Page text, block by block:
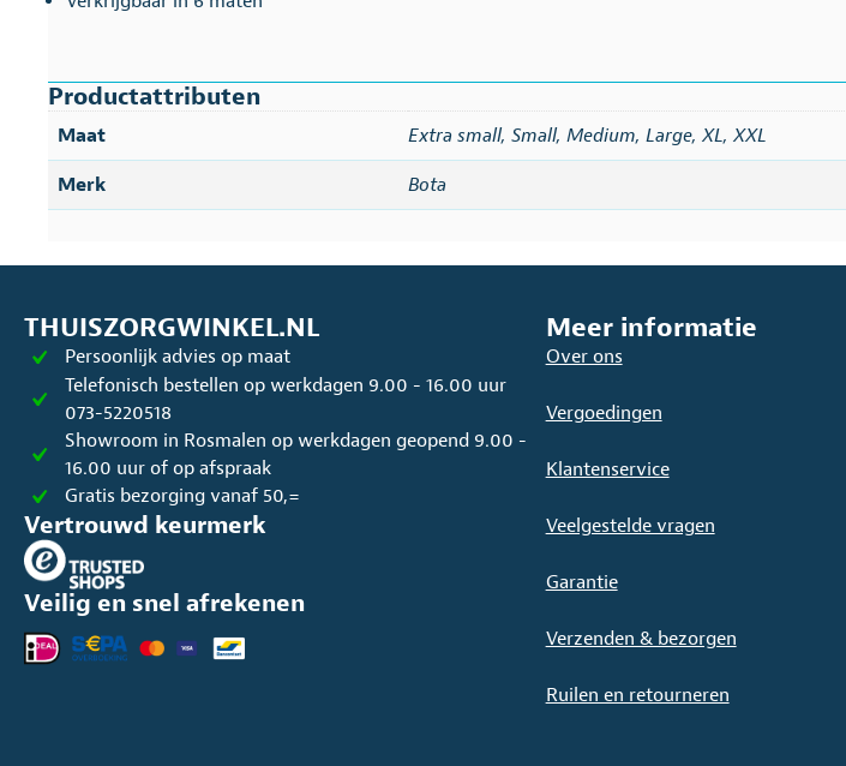
Productattributen
Maat Extra small, Small, Medium, Large, XL, XXL
Merk Bota
THUISZORGWINKEL.NL
Persoonlijk advies op maat
Telefonisch bestellen op werkdagen 9.00 - 16.00 uur
073-5220518
Showroom in Rosmalen op werkdagen geopend 9.00 -
16.00 uur of op afspraak
Gratis bezorging vanaf 50,=
Vertrouwd keurmerk
Veilig en snel afrekenen
Meer informatie
Over ons
Vergoedingen
Klantenservice
Veelgestelde vragen
Garantie
Verzenden & bezorgen
Ruilen en retourneren